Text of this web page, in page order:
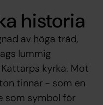
historia
av höga träd,
lummig
kyrka. Mot
tinnar - som en
som symbol för